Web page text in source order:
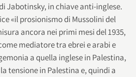
Jabotinsky, in chiave anti-inglese.
«il prosionismo di Mussolini del
ancora nei primi mesi del 1935,
mediatore tra ebrei e arabi e
a quella inglese in Palestina,
tensione in Palestina e, quindi a